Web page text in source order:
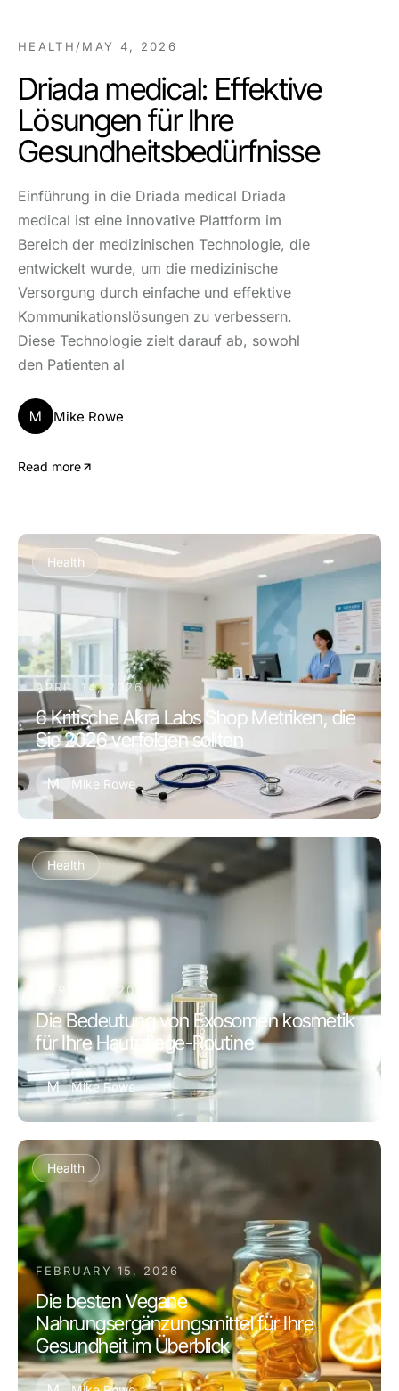
HEALTH /MAY 4, 2026
Driada medical: Effektive
Lösungen für Ihre
Gesundheitsbedürfnisse
Einführung in die Driada medical Driada
medical ist eine innovative Plattform im
Bereich der medizinischen Technologie, die
entwickelt wurde, um die medizinische
Versorgung durch einfache und effektive
Kommunikationslösungen zu verbessern.
Diese Technologie zielt darauf ab, sowohl
den Patienten al
M Mike Rowe
Read more
Health
APRIL 14, 2026
6 Kritische Akra Labs Shop Metriken, die
Sie 2026 verfolgen sollten
M Mike Rowe
Health
MARCH 11, 2026
Die Bedeutung von Exosomen kosmetik
für Ihre Hautpflege-Routine
M Mike Rowe
Health
FEBRUARY 15, 2026
Die besten Vegane
Nahrungsergänzungsmittel für Ihre
Gesundheit im Überblick